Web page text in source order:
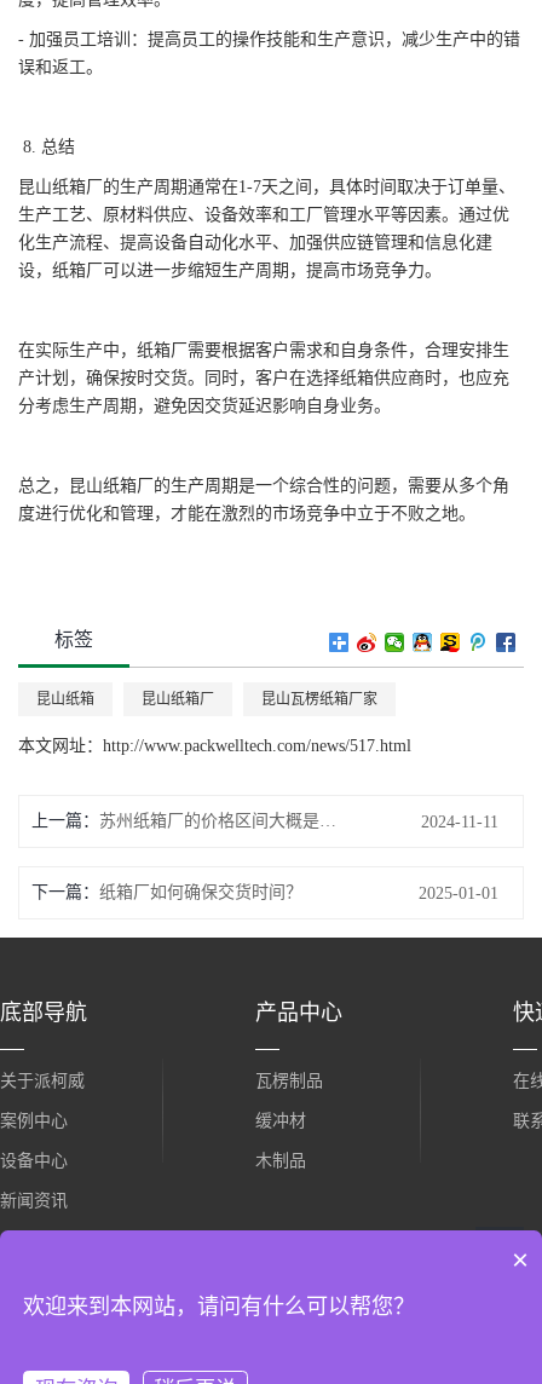
- 加强员工培训：提高员工的操作技能和生产意识，减少生产中的错
误和返工。
8. 总结
昆山纸箱厂的生产周期通常在1-7天之间，具体时间取决于订单量、
生产工艺、原材料供应、设备效率和工厂管理水平等因素。通过优
化生产流程、提高设备自动化水平、加强供应链管理和信息化建
设，纸箱厂可以进一步缩短生产周期，提高市场竞争力。
在实际生产中，纸箱厂需要根据客户需求和自身条件，合理安排生
产计划，确保按时交货。同时，客户在选择纸箱供应商时，也应充
分考虑生产周期，避免因交货延迟影响自身业务。
总之，昆山纸箱厂的生产周期是一个综合性的问题，需要从多个角
度进行优化和管理，才能在激烈的市场竞争中立于不败之地。
标签
昆山纸箱 昆山纸箱厂 昆山瓦楞纸箱厂家
本文网址： http://www.packwelltech.com/news/517.html
上一篇 苏州纸箱厂的价格区间大概是多少？ 2024-11-11
下一篇 纸箱厂如何确保交货时间？ 2025-01-01
底部导航
关于派柯威
案例中心
设备中心
新闻资讯
产品中心
瓦楞制品
缓冲材
木制品
快
在
联
×
欢迎来到本网站，请问有什么可以帮您？